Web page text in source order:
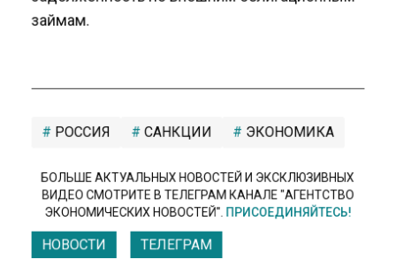
займам.
РОССИЯ САНКЦИИ ЭКОНОМИКА
БОЛЬШЕ АКТУАЛЬНЫХ НОВОСТЕЙ И ЭКСКЛЮЗИВНЫХ
ВИДЕО СМОТРИТЕ В ТЕЛЕГРАМ КАНАЛЕ "АГЕНТСТВО
ЭКОНОМИЧЕСКИХ НОВОСТЕЙ". ПРИСОЕДИНЯЙТЕСЬ!
НОВОСТИ ТЕЛЕГРАМ